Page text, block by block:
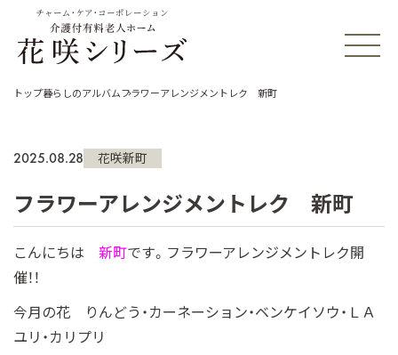
チャーム・ケア・コーポレーション
トップ暮らしのアルバムフラワーアレンジメントレク 新町
2025.08.28 花咲新町
フラワーアレンジメントレク 新町
こんにちは 新町です。フラワーアレンジメントレク開
催！！
今月の花 りんどう・カーネーション・ベンケイソウ・ＬＡ
ユリ・カリプリ